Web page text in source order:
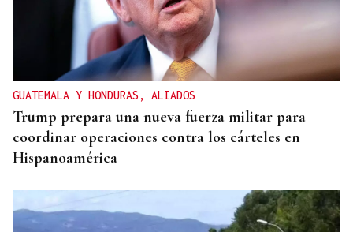
GUATEMALA Y HONDURAS, ALIADOS
Trump prepara una nueva fuerza militar para
coordinar operaciones contra los cárteles en
Hispanoamérica